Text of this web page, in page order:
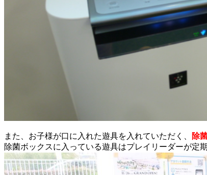
また、お子様が口に入れた遊具を入れていただく、 除
除菌ボックスに入っている遊具はプレイリーダーが定